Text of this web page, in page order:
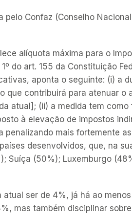
pelo Confaz (Conselho
alíquota máxima para o
do art. 155 da Constituição
aponta o seguinte: (i) a
que contribuirá para atenuar
atual]; (ii) a medida tem
à elevação de impostos
mais fortemente
desenvolvidos, que, na
Suíça (50%); Luxemburgo
ser de 4%, já há ao
mas também disciplinar